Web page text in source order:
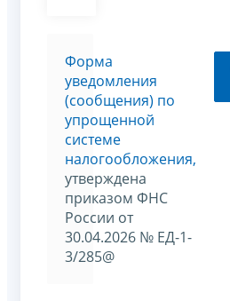
Форма
уведомления
(сообщения) по
упрощенной
системе
налогообложения,
утверждена
приказом ФНС
России от
30.04.2026 № ЕД-1-
3/285@